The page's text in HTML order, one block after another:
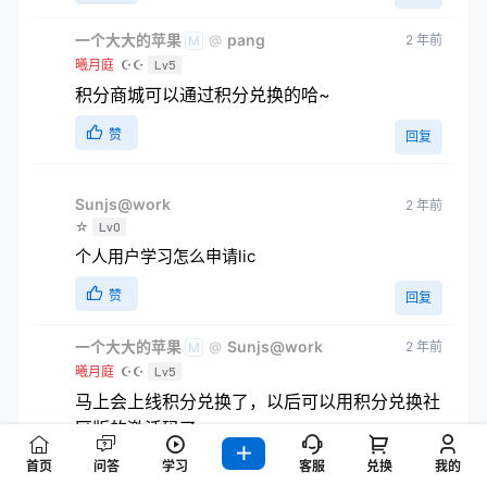
一个大大的苹果 M @ pang
曦月庭 ☪☪ Lv5
2 年前
积分商城可以通过积分兑换的哈~
赞 回复
Sunjs@work
☆ Lv0
2 年前
个人用户学习怎么申请lic
赞 回复
一个大大的苹果 M @ Sunjs@work
曦月庭 ☪☪ Lv5
2 年前
马上会上线积分兑换了，以后可以用积分兑换社
区版的激活码了~
赞
首页 问答 学习 客服 兑换 我的